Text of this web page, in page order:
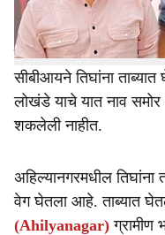
आता यात अहिल्यानगर
घेतल्याचे समोर आले आहे.
सीबीआयने तिघांना
लोखंडे याचे यात नाव
शकलेली नाहीत.
अहिल्यानगरमधील
वेग घेतला आहे. ताब्यात
(Ahilyanagar) ग्रामीण